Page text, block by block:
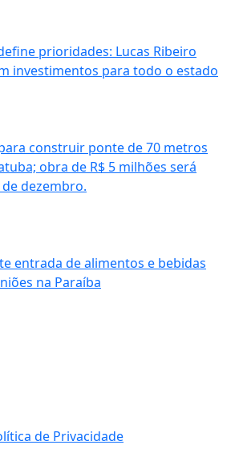
prioridades: Lucas Ribeiro
investimentos para todo o estado
construir ponte de 70 metros
obra de R$ 5 milhões será
dezembro.
entrada de alimentos e bebidas
na Paraíba
de Privacidade